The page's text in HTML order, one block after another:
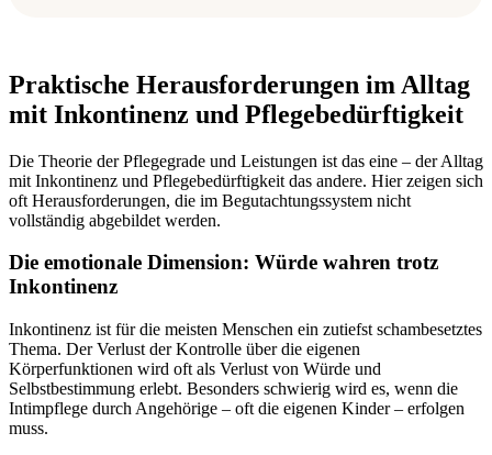
Praktische Herausforderungen im Alltag
mit Inkontinenz und Pflegebedürftigkeit
Die Theorie der Pflegegrade und Leistungen ist das eine – der Alltag
mit Inkontinenz und Pflegebedürftigkeit das andere. Hier zeigen sich
oft Herausforderungen, die im Begutachtungssystem nicht
vollständig abgebildet werden.
Die emotionale Dimension: Würde wahren trotz
Inkontinenz
Inkontinenz ist für die meisten Menschen ein zutiefst schambesetztes
Thema. Der Verlust der Kontrolle über die eigenen
Körperfunktionen wird oft als Verlust von Würde und
Selbstbestimmung erlebt. Besonders schwierig wird es, wenn die
Intimpflege durch Angehörige – oft die eigenen Kinder – erfolgen
muss.